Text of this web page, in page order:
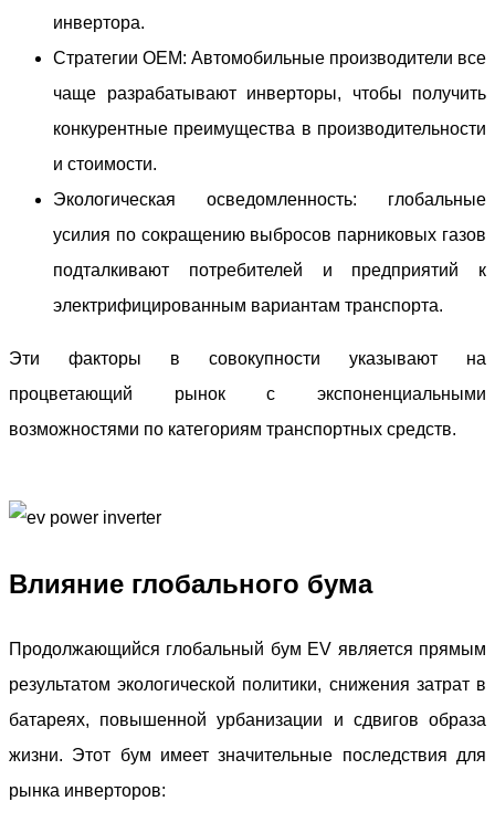
инвертора.
Стратегии OEM: Автомобильные производители все
чаще разрабатывают инверторы, чтобы получить
конкурентные преимущества в производительности
и стоимости.
Экологическая осведомленность: глобальные
усилия по сокращению выбросов парниковых газов
подталкивают потребителей и предприятий к
электрифицированным вариантам транспорта.
Эти факторы в совокупности указывают на
процветающий рынок с экспоненциальными
возможностями по категориям транспортных средств.
Влияние глобального бума
Продолжающийся глобальный бум EV является прямым
результатом экологической политики, снижения затрат в
батареях, повышенной урбанизации и сдвигов образа
жизни. Этот бум имеет значительные последствия для
рынка инверторов: